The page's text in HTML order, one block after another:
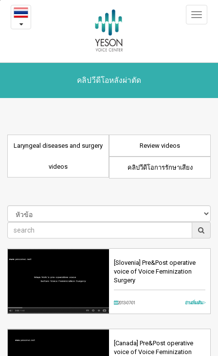
Laryngeal
diseases
surgery
Toggle
คลิปวีดีโอหลังผ่าตัด
Laryngeal diseases and surgery
videos
Review videos
คลิปวีดีโอการรักษาเสียง
[Slovenia] Pre&Post operative
voice of Voice Feminization
Surgery
2013-07-01 อ่านเพิ่มเติม >
[Canada] Pre&Post operative
voice of Voice Feminization